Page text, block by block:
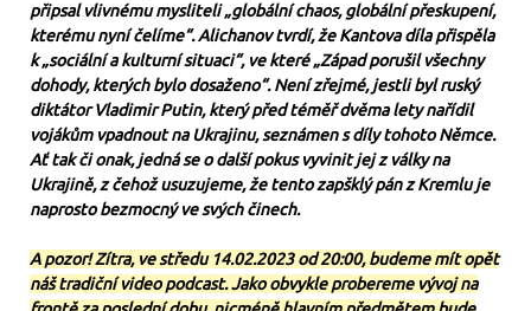
připsal vlivnému mysliteli „globální chaos, globální přeskupení,
kterému nyní čelíme“. Alichanov tvrdí, že Kantova díla přispěla
k „sociální a kulturní situaci“, ve které „Západ porušil všechny
dohody, kterých bylo dosaženo“. Není zřejmé, jestli byl ruský
diktátor Vladimir Putin, který před téměř dvěma lety nařídil
vojákům vpadnout na Ukrajinu, seznámen s díly tohoto Němce.
Ať tak či onak, jedná se o další pokus vyvinit jej z války na
Ukrajině, z čehož usuzujeme, že tento zapšklý pán z Kremlu je
naprosto bezmocný ve svých činech.
A pozor! Zítra, ve středu 14.02.2023 od 20:00, budeme mít opět
náš tradiční video podcast. Jako obvykle probereme vývoj na